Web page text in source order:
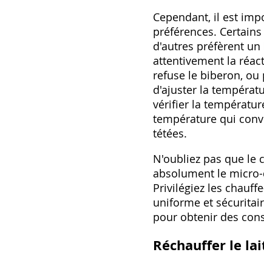
Cependant‚ il est
préférences.
d'autres préfèrent
attentivement la
refuse le biberon‚ ou
d'ajuster la
vérifier la
température qui
tétées.
N'oubliez pas que le
absolument le
Privilégiez les
uniforme et
pour obtenir des
Réchauffer le